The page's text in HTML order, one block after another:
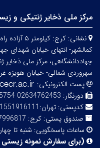
مرکز ملی ذخایر ژنتیکی و
نشانی:
کرج:
کمالشهر- انتهای خیابان شهدای
جهاددانشگاهی، مرکز ملی ذخایر
سهروردی شمالی- خیابان هویزه
پست الکترونیکی:
دورنگار: 02634762453 02143855754
کدپستی: تهران:1551916111 کرج:3365166518
صندوق پستی: کرج: 3197996817 تهران:15855-161
ساعات پاسخگویی: شنبه تا
(برای سفارش نمونه